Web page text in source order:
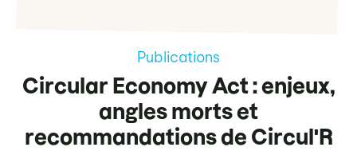
Publications
Circular Economy Act : enjeux,
angles morts et
recommandations de Circul'R